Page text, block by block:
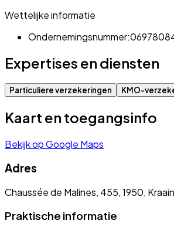
Wettelijke informatie
Ondernemingsnummer:
Expertises en diensten
Particuliere verzekeringen KMO-
Kaart en toegangsinfo
Bekijk op Google Maps
Adres
Chaussée de Malines, 455, 1950,
Praktische informatie